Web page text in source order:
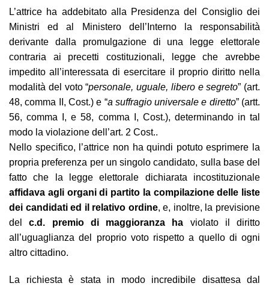
L’attrice ha addebitato alla Presidenza del Consiglio dei
Ministri ed al Ministero dell’Interno la responsabilità
derivante dalla promulgazione di una legge elettorale
contraria ai precetti costituzionali, legge che avrebbe
impedito all’interessata di esercitare il proprio diritto nella
modalità del voto “personale, uguale, libero e segreto” (art.
48, comma II, Cost.) e “a suffragio universale e diretto” (artt.
56, comma I, e 58, comma I, Cost.), determinando in tal
modo la violazione dell’art. 2 Cost..
Nello specifico, l’attrice non ha quindi potuto esprimere la
propria preferenza per un singolo candidato, sulla base del
fatto che la legge elettorale dichiarata incostituzionale
affidava agli organi di partito la compilazione delle liste
dei candidati ed il relativo ordine, e, inoltre, la previsione
delc.d. premio di maggioranza ha violato il diritto
all’uguaglianza del proprio voto rispetto a quello di ogni
altro cittadino.
La richiesta è stata in modo incredibile disattesa dal